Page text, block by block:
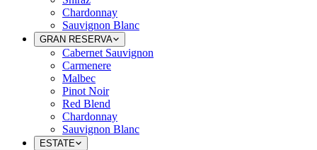
Chardonnay
Sauvignon Blanc
GRAN RESERVA
Cabernet Sauvignon
Carmenere
Malbec
Pinot Noir
Red Blend
Chardonnay
Sauvignon Blanc
ESTATE